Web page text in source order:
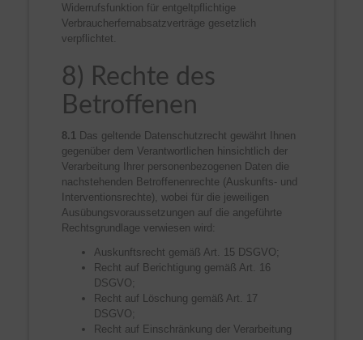
Widerrufsfunktion für entgeltpflichtige
Verbraucherfernabsatzverträge gesetzlich
verpflichtet.
8) Rechte des
Betroffenen
8.1Das geltende Datenschutzrecht gewährt Ihnen
gegenüber dem Verantwortlichen hinsichtlich der
Verarbeitung Ihrer personenbezogenen Daten die
nachstehenden Betroffenenrechte (Auskunfts- und
Interventionsrechte), wobei für die jeweiligen
Ausübungsvoraussetzungen auf die angeführte
Rechtsgrundlage verwiesen wird:
Auskunftsrecht gemäß Art. 15 DSGVO;
Recht auf Berichtigung gemäß Art. 16
DSGVO;
Recht auf Löschung gemäß Art. 17
DSGVO;
Recht auf Einschränkung der Verarbeitung